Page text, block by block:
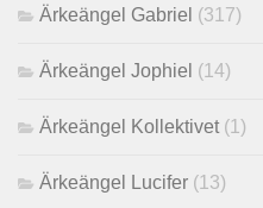
Ärkeängel Gabriel (317)
Ärkeängel Jophiel (14)
Ärkeängel Kollektivet (1)
Ärkeängel Lucifer (13)